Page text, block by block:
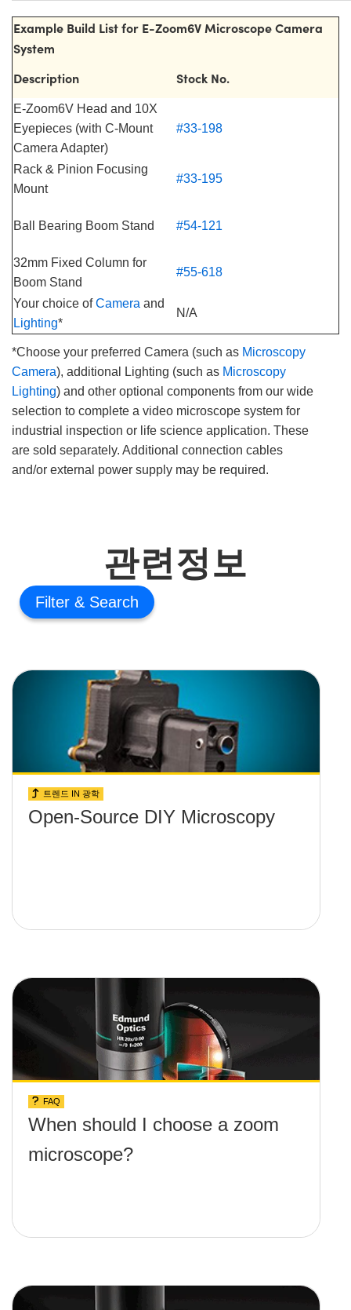
Example Build List for E-Zoom6V Microscope Camera
System
Description
Stock No.
E-Zoom6V Head and 10X
Eyepieces (with C-Mount
Camera Adapter)
#33-198
Rack & Pinion Focusing
Mount
#33-195
Ball Bearing Boom Stand #54-121
32mm Fixed Column for
Boom Stand
#55-618
Your choice ofCamera and
Lighting*
N/A
*Choose your preferred Camera (such as Microscopy
Camera), additional Lighting (such as Microscopy
Lighting) and other optional components from our wide
selection to complete a video microscope system for
industrial inspection or life science application. These
are sold separately. Additional connection cables
and/or external power supply may be required.
관련정보
Filter
트렌드 IN 광학
Open-Source DIY Microscopy
FAQ
When should I choose a zoom
microscope?